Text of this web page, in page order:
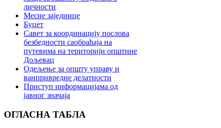
личности
Месне заједнице
Буџет
Савет за координацију послова
безбедности саобраћаја на
путевима на територији општине
Дољевац
Одељење за општу управу и
ванпривредне делатности
Приступ информацијама од
јавног значаја
ОГЛАСНА ТАБЛА